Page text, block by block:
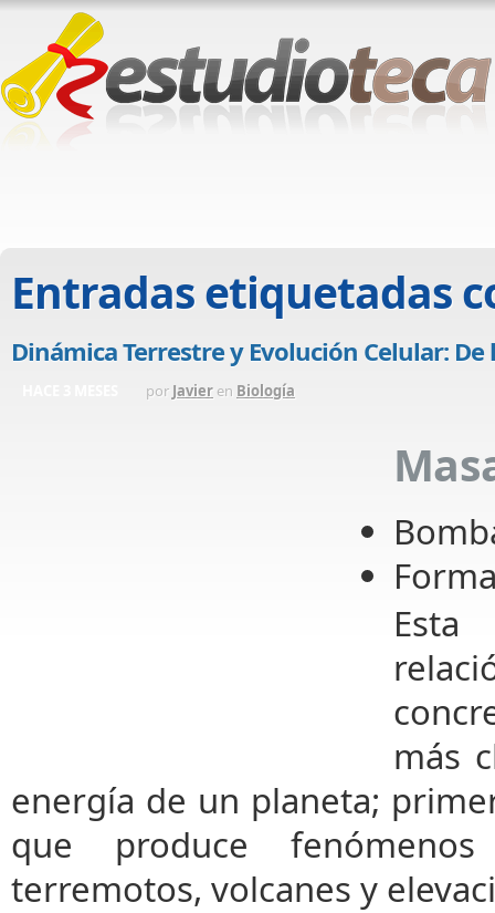
Entradas etiquetadas
Dinámica Terrestre y Evolución Celular: De
por Javier en Biología
Esta
más
energía de un planeta;
que produce
terremotos, volcanes y